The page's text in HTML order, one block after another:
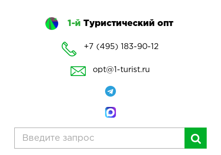
1-й Туристический опт
+7 (495) 183-90-12
opt@1-turist.ru